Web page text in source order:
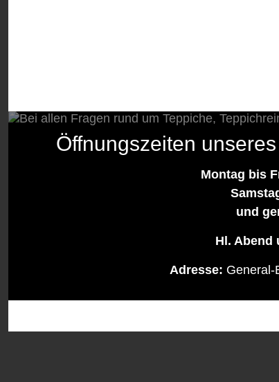
Öffnungszeiten
Montag bis
und
Hl. Abend
Adresse: General-